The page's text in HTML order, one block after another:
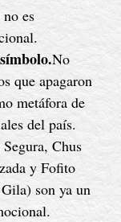
es
No
que apagaron
metáfora de
del país.
Chus
y Fofito
son ya un